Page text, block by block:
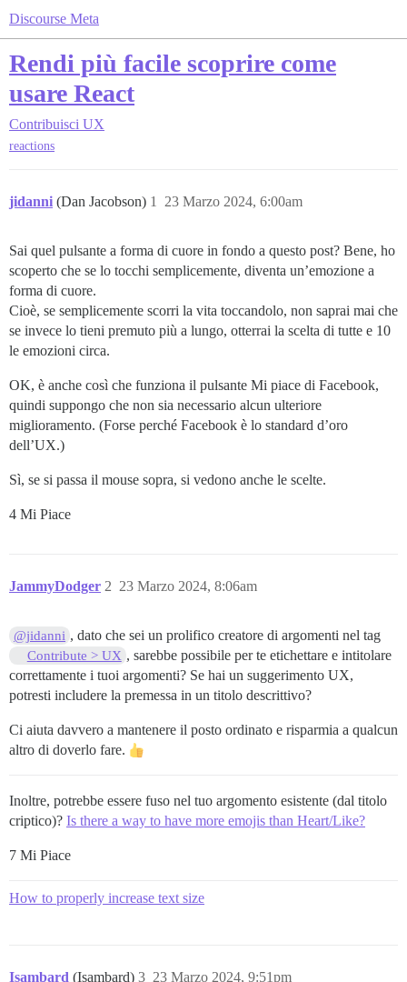
Discourse Meta
Rendi più facile scoprire come
usare React
Contribuisci UX
reactions
jidanni (Dan Jacobson) 23 Marzo 2024, 6:00am
1
Sai quel pulsante a forma di cuore in fondo a questo post? Bene, ho
scoperto che se lo tocchi semplicemente, diventa un’emozione a
forma di cuore.
Cioè, se semplicemente scorri la vita toccandolo, non saprai mai che
se invece lo tieni premuto più a lungo, otterrai la scelta di tutte e 10
le emozioni circa.
OK, è anche così che funziona il pulsante Mi piace di Facebook,
quindi suppongo che non sia necessario alcun ulteriore
miglioramento. (Forse perché Facebook è lo standard d’oro
dell’UX.)
Sì, se si passa il mouse sopra, si vedono anche le scelte.
4 Mi Piace
JammyDodger 23 Marzo 2024, 8:06am
2
@jidanni , dato che sei un prolifico creatore di argomenti nel tag
Contribute > UX , sarebbe possibile per te etichettare e intitolare
correttamente i tuoi argomenti? Se hai un suggerimento UX,
potresti includere la premessa in un titolo descrittivo?
Ci aiuta davvero a mantenere il posto ordinato e risparmia a qualcun
altro di doverlo fare.
Inoltre, potrebbe essere fuso nel tuo argomento esistente (dal titolo
criptico)? Is there a way to have more emojis than Heart/Like?
7 Mi Piace
How to properly increase text size
Isambard (Isambard) 23 Marzo 2024, 9:51pm
3